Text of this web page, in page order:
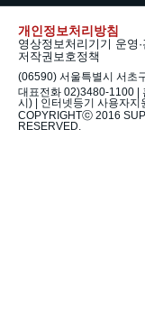
개인정보처리방침
영상정보처리기기 운영·
저작권보호정책
(06590) 서울특별시 서초
대표전화 02)3480-1100 |
시) | 인터넷등기 사용자
COPYRIGHTⓒ 2016
RESERVED.